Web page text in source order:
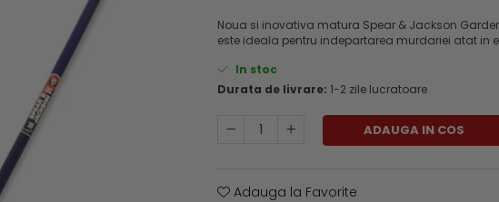
Noua si inovativa matura Spear & Jackson
este ideala pentru indepartarea murdariei atat in
In stoc
Durata de livrare: 1-2 zile lucratoare
ADAUGA IN COS
Adauga la Favorite